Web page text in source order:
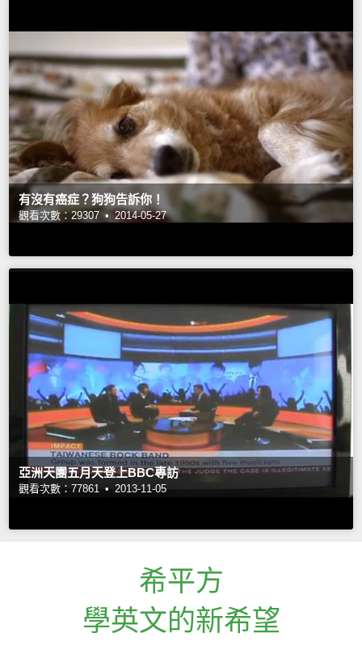
有沒有癌症？狗狗告訴你！
觀看次數：29307 • 2014-05-27
亞洲天團五月天登上BBC專訪
觀看次數：77861 • 2013-11-05
希平方
學英文的新希望